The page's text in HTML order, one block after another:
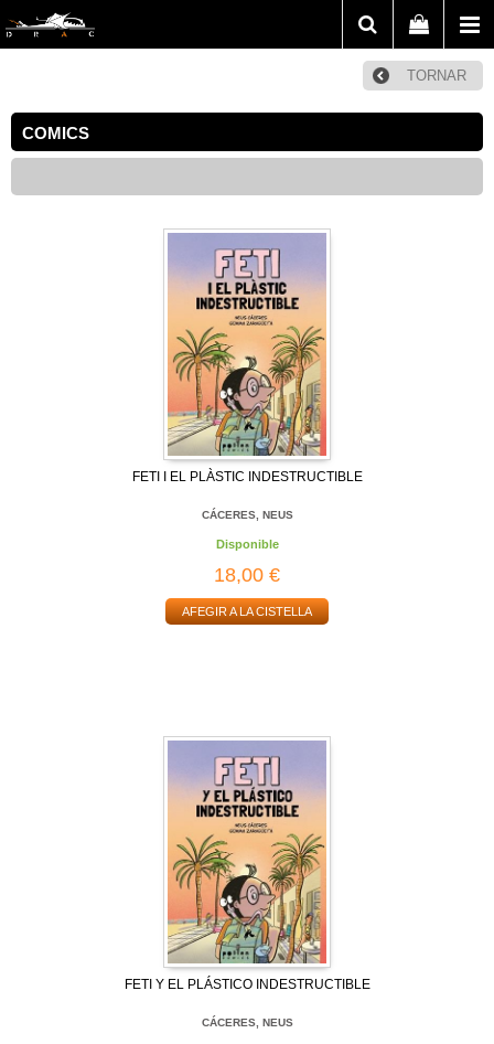
TORNAR
COMICS
FETI I EL PLÀSTIC INDESTRUCTIBLE
CÁCERES, NEUS
Disponible
18,00 €
AFEGIR A LA CISTELLA
FETI Y EL PLÁSTICO INDESTRUCTIBLE
CÁCERES, NEUS